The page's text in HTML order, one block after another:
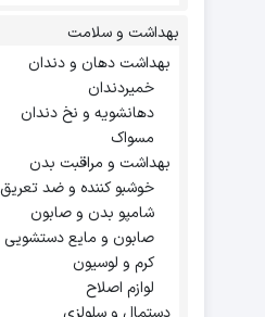
بهداشت و سلامت
بهداشت دهان و دندان
خمیردندان
دهانشویه و نخ دندان
مسواک
بهداشت و مراقبت بدن
خوشبو کننده و ضد تعریق
شامپو بدن و صابون
صابون و مایع دستشویی
کرم و لوسیون
لوازم اصلاح